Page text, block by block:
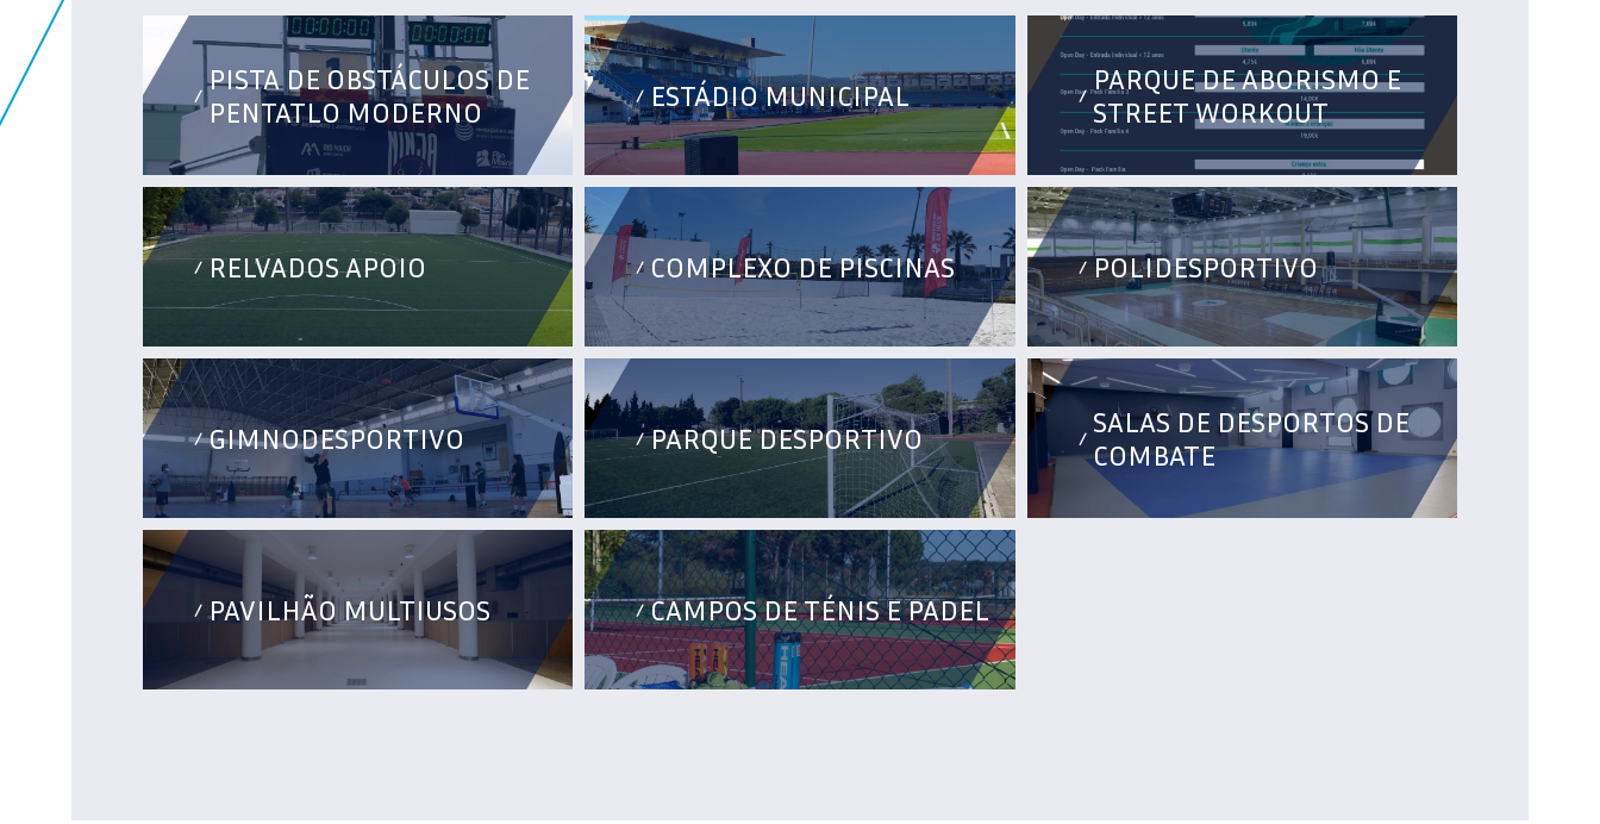
/ PISTA DE OBSTÁCULOS DE
PENTATLO MODERNO
/ ESTÁDIO MUNICIPAL / PARQUE DE ABORISMO E
STREET WORKOUT
/ RELVADOS APOIO / COMPLEXO DE PISCINAS / POLIDESPORTIVO
/ GIMNODESPORTIVO / PARQUE DESPORTIVO / SALAS DE DESPORTOS DE
COMBATE
/ PAVILHÃO MULTIUSOS / CAMPOS DE TÉNIS E PADEL